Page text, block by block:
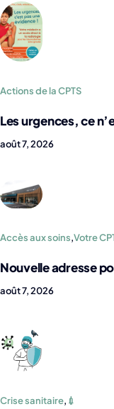
Actions de la CPTS
Les urgences, ce
août 7, 2026
Accès aux soins,Votre
Nouvelle adresse
août 7, 2026
Crise sanitaire, 💉